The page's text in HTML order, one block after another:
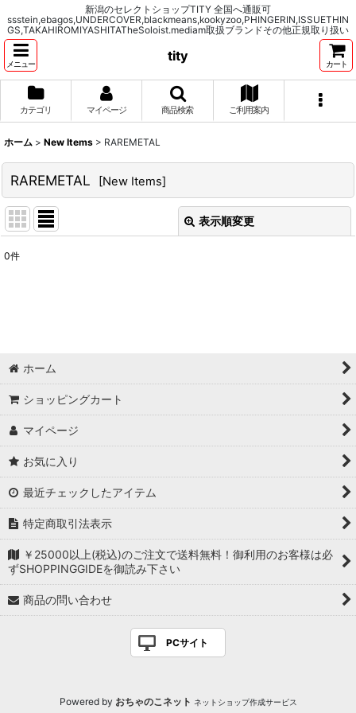
新潟のセレクトショップTITY 全国へ通販可
ssstein,ebagos,UNDERCOVER,blackmeans,kookyzoo,PHINGERIN,ISSUETHIN
GS,TAKAHIROMIYASHITATheSoloist.mediam取扱ブランドその他正規取り扱い
メニュー
tity
カート
カテゴリ マイページ 商品検索 ご利用案内
ホーム > New Items > RAREMETAL
RAREMETAL [New Items]
表示順変更
0件
ホーム
ショッピングカート
マイページ
お気に入り
最近チェックしたアイテム
特定商取引法表示
￥25000以上(税込)のご注文で送料無料！御利用のお客様は必
ずSHOPPINGGIDEを御読み下さい
商品の問い合わせ
PCサイト
Powered by おちゃのこネット ネットショップ作成サービス